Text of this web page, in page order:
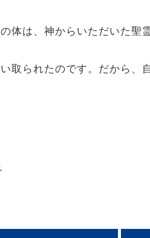
体は、神からいただいた聖
取られたのです。だから、